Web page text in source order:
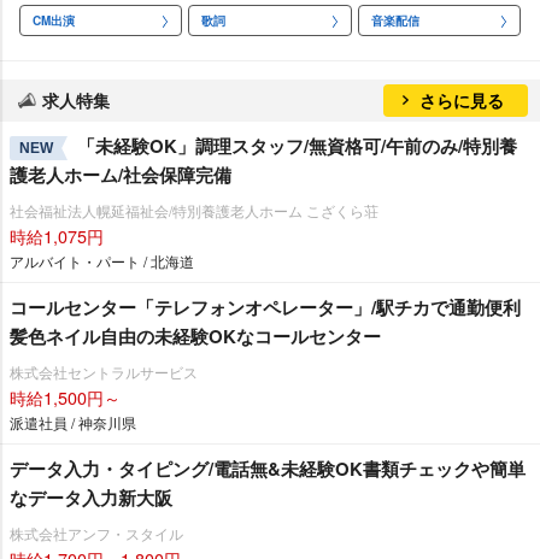
CM出演 歌詞 音楽配信
求人特集 さらに見る
NEW
「未経験OK」調理スタッフ/無資格可/午前のみ/特別養
護老人ホーム/社会保障完備
社会福祉法人幌延福祉会/特別養護老人ホーム こざくら荘
時給1,075円
アルバイト・パート / 北海道
コールセンター「テレフォンオペレーター」/駅チカで通勤便利
髪色ネイル自由の未経験OKなコールセンター
株式会社セントラルサービス
時給1,500円～
派遣社員 / 神奈川県
データ入力・タイピング/電話無&未経験OK書類チェックや簡単
なデータ入力新大阪
株式会社アンフ・スタイル